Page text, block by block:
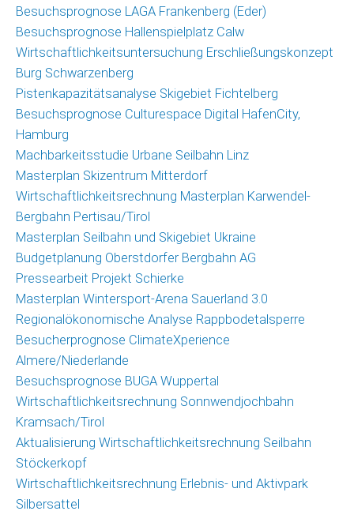
Partnernetzwerk
Kunden
Kontakt
Besuchsprognose LAGA Frankenberg (Eder)
Besuchsprognose Hallenspielplatz Calw
Wirtschaftlichkeitsuntersuchung Erschließungskonzept
Burg Schwarzenberg
Pistenkapazitätsanalyse Skigebiet Fichtelberg
Besuchsprognose Culturespace Digital HafenCity,
Hamburg
Machbarkeitsstudie Urbane Seilbahn Linz
Masterplan Skizentrum Mitterdorf
Wirtschaftlichkeitsrechnung Masterplan Karwendel-
Bergbahn Pertisau/Tirol
Masterplan Seilbahn und Skigebiet Ukraine
Budgetplanung Oberstdorfer Bergbahn AG
Pressearbeit Projekt Schierke
Masterplan Wintersport-Arena Sauerland 3.0
Regionalökonomische Analyse Rappbodetalsperre
Besucherprognose ClimateXperience
Almere/Niederlande
Besuchsprognose BUGA Wuppertal
Wirtschaftlichkeitsrechnung Sonnwendjochbahn
Kramsach/Tirol
Aktualisierung Wirtschaftlichkeitsrechnung Seilbahn
Stöckerkopf
Wirtschaftlichkeitsrechnung Erlebnis- und Aktivpark
Silbersattel